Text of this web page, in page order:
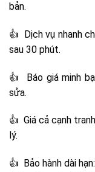
bản.
👍 Dịch vụ nhanh
sau 30 phút.
👍 Báo giá minh
sửa.
👍 Giá cả cạnh
lý.
👍 Bảo hành dài